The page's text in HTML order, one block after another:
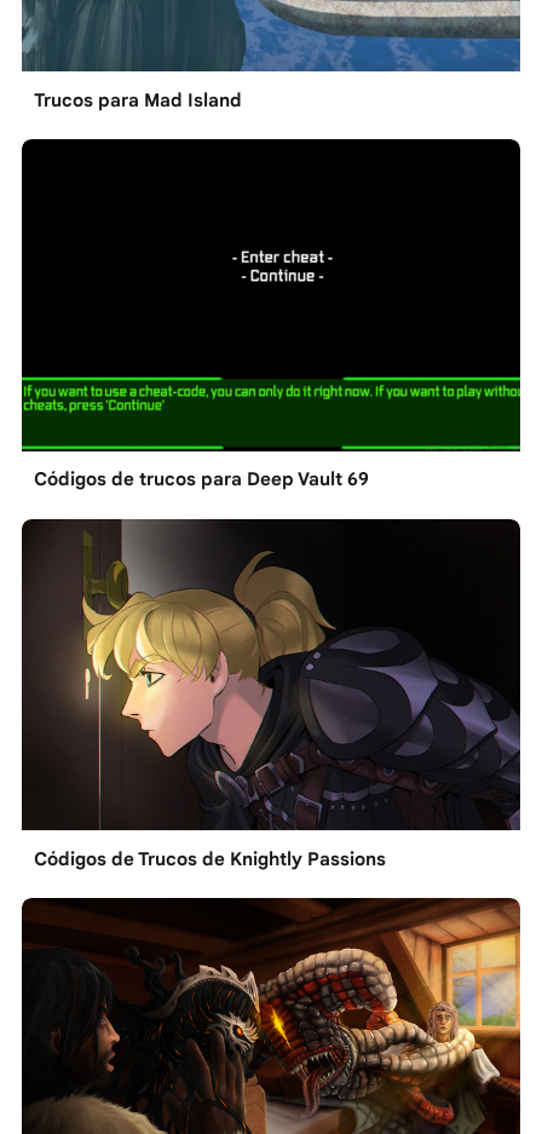
Trucos para Mad Island
Códigos de trucos para Deep Vault 69
Códigos de Trucos de Knightly Passions